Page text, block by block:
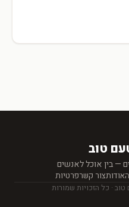
טוב
— בין אוכל לאנשים
אודותצור קשרפרטיות